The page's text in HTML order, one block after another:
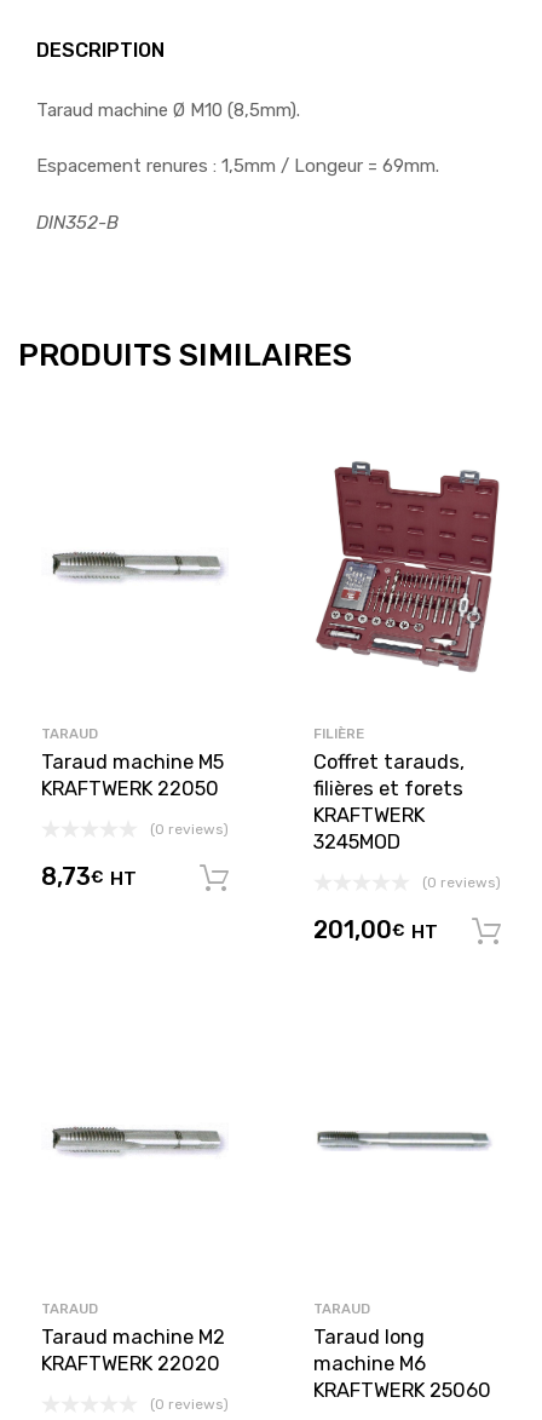
DESCRIPTION
Taraud machine Ø M10 (8,5mm).
Espacement renures : 1,5mm / Longeur = 69mm.
DIN352-B
PRODUITS SIMILAIRES
TARAUD
Taraud machine M5
KRAFTWERK 22050
(0 reviews)
8,73€ HT
FILIÈRE
Coffret tarauds,
filières et forets
KRAFTWERK
3245MOD
(0 reviews)
201,00€ HT
TARAUD
Taraud machine M2
KRAFTWERK 22020
(0 reviews)
TARAUD
Taraud long
machine M6
KRAFTWERK 25060